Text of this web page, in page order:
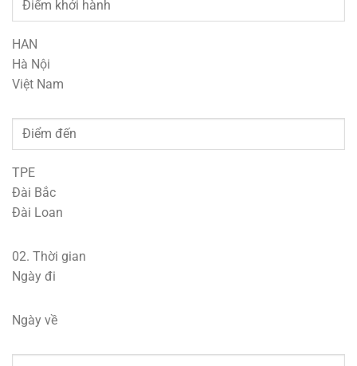
HAN
Hà Nội
Việt Nam
TPE
Đài Bắc
Đài Loan
02. Thời gian
Ngày đi
Ngày về